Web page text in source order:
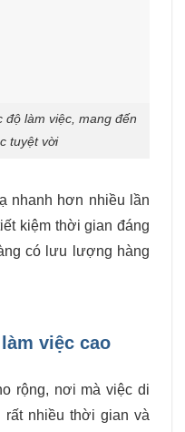
độ làm việc, mang đến
tuyệt vời
nhanh hơn nhiều lần
kiệm thời gian đáng
có lưu lượng hàng
việc cao
rộng, nơi mà việc di
nhiều thời gian và